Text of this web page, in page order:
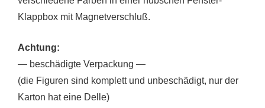
Klappbox mit Magnetverschluß.
Achtung:
— beschädigte Verpackung —
(die Figuren sind komplett und unbeschädigt, nur der
Karton hat eine Delle)